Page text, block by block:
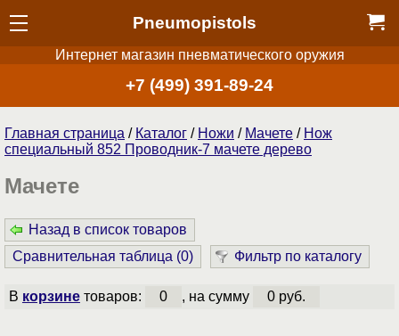
Pneumopistols
Интернет магазин пневматического оружия
+7 (499) 391-89-24
Главная страница / Каталог / Ножи / Мачете / Нож
специальный 852 Проводник-7 мачете дерево
Мачете
Назад в список товаров
Сравнительная таблица (0) Фильтр по каталогу
В корзинетоваров: 0 , на сумму 0 руб.